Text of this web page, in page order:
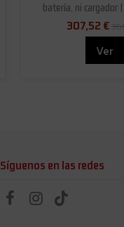
batería, ni cargador |
307,52 €
Ver
Síguenos en las redes